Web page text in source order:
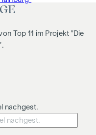
dem Vermittler und
Top 11 im Projekt "Die
nachgest.